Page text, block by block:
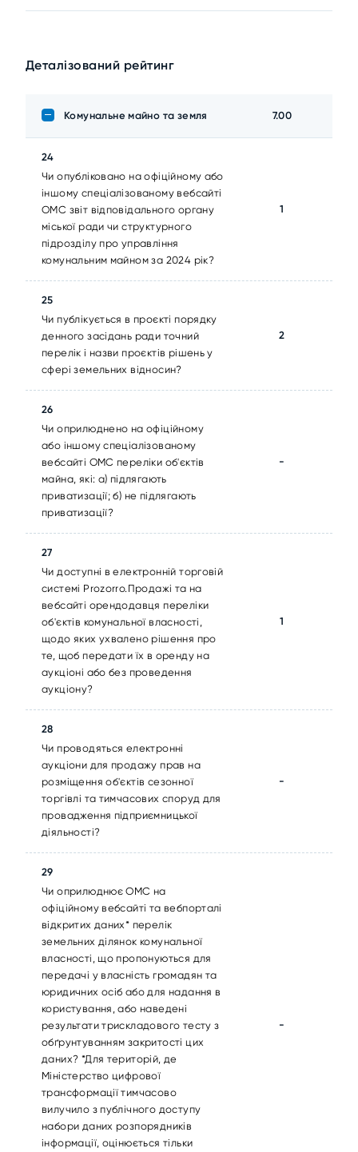
Деталізований рейтинг
Комунальне майно та земля 7.00
24
Чи опубліковано на офіційному або
іншому спеціалізованому вебсайті
ОМС звіт відповідального органу
міської ради чи структурного
підрозділу про управління
комунальним майном за 2024 рік?
1
25
Чи публікується в проєкті порядку
денного засідань ради точний
перелік і назви проєктів рішень у
сфері земельних відносин?
2
26
Чи оприлюднено на офіційному
або іншому спеціалізованому
вебсайті ОМС переліки об'єктів
майна, які: а) підлягають
приватизації; б) не підлягають
приватизації?
-
27
Чи доступні в електронній торговій
системі Prozorro.Продажі та на
вебсайті орендодавця переліки
об'єктів комунальної власності,
щодо яких ухвалено рішення про
те, щоб передати їх в оренду на
аукціоні або без проведення
аукціону?
1
28
Чи проводяться електронні
аукціони для продажу прав на
розміщення об'єктів сезонної
торгівлі та тимчасових споруд для
провадження підприємницької
діяльності?
-
29
Чи оприлюднює ОМС на
офіційному вебсайті та вебпорталі
відкритих даних* перелік
земельних ділянок комунальної
власності, що пропонуються для
передачі у власність громадян та
юридичних осіб або для надання в
користування, або наведені
результати трискладового тесту з
обґрунтуванням закритості цих
даних? *Для територій, де
Міністерство цифрової
трансформації тимчасово
вилучило з публічного доступу
набори даних розпорядників
інформації, оцінюється тільки
-